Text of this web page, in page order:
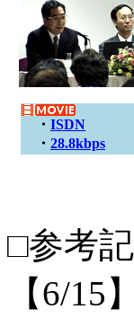
・ ISDN
・ 28.8kbps
□参考
【6/